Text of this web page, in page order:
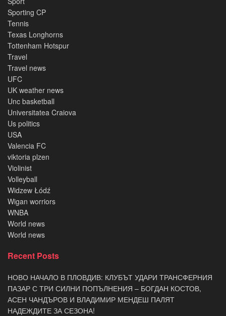
Sporting CP
Tennis
Texas Longhorns
Tottenham Hotspur
Travel
Travel news
UFC
UK weather news
Unc basketball
Universitatea Craiova
Us politics
USA
Valencia FC
viktoria plzen
Violinist
Volleyball
Widzew Łódź
Wigan worriors
WNBA
World news
World news
Recent Posts
НОВО НАЧАЛО В ПЛОВДИВ: КЛУБЪТ УДАРИ ТРАНСФЕРНИЯ
ПАЗАР С ТРИ СИЛНИ ПОПЪЛНЕНИЯ – БОГДАН КОСТОВ,
АСЕН ЧАНДЪРОВ И ВЛАДИМИР МЕНДЕШ ПАЛЯТ
НАДЕЖДИТЕ ЗА СЕЗОНА!